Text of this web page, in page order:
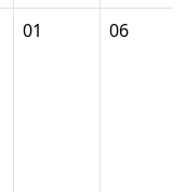
01 06